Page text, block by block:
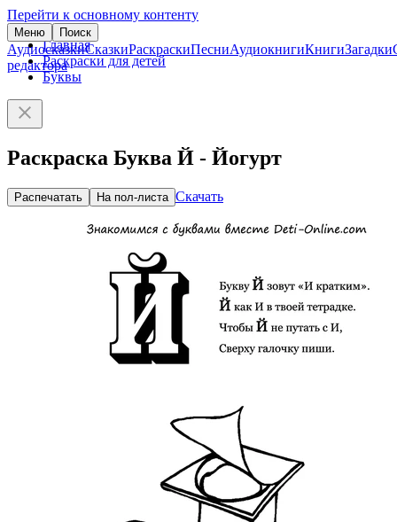
Перейти к основному контенту
Меню Поиск
АудиосказкиСказкиРаскраскиПесниАудиокнигиКнигиЗагадки
редактора
Главная
Раскраски для детей
Буквы
Раскраска Буква Й - Йогурт
Распечатать На пол-листа Скачать